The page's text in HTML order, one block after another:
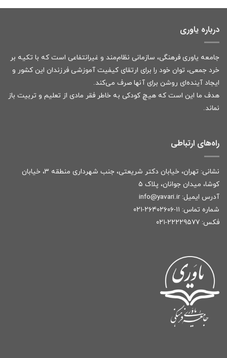
درباره یاوری
جامعه یاوری فرهنگی، سازمانی نظام‌مند و غیرانتفاعی است که با تکیه بر
خرد جمعی، توان خود را برای ارتقای کیفیت آموزشی فرزندان این کشور و
ایجاد آینده‌ای روشن برای آنها صرف می‌کند.
هدف ما این است که هیچ کودکی به خاطر فقر مادی از تعلیم و تربیت باز
نماند.
راه‌های ارتباطی
نشانی: تهران، خیابان دکتر شریعتی، جنب شهرداری منطقه ۳، خیابان
کوشا، میدان جوانان، پلاک ۵
آدرس ایمیل: info@yavari.ir
شماره تماس: ۱۱-۲۶۴۰۲۶۰۶-۰۲۱
فکس: ۲۲۲۲۹۵۷۷-۰۲۱